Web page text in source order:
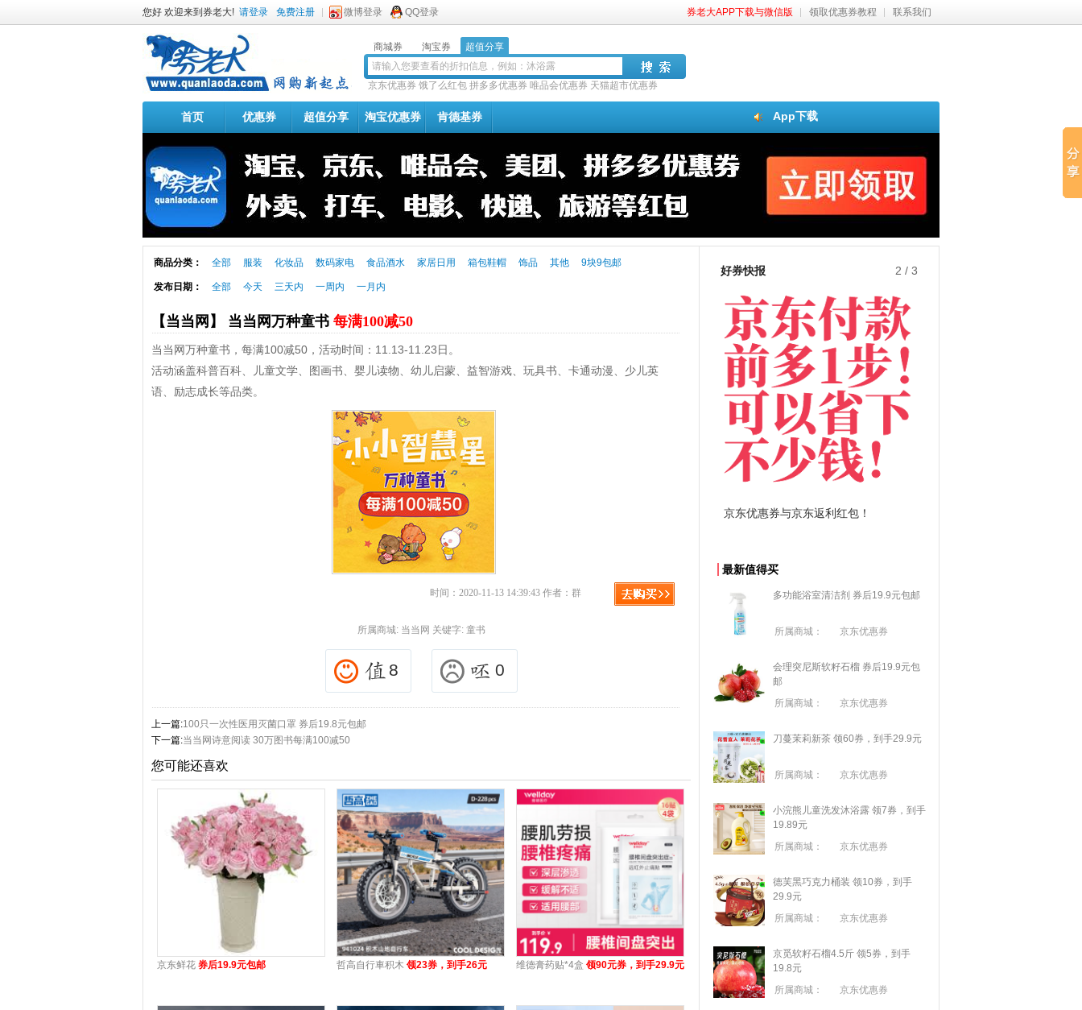
您好 欢迎来到券老大! 请登录 免费注册 微博登录 QQ登录 券老大APP下载与微信版 领取优惠券教程 联系我们
商城券 淘宝券 超值分享
京东优惠券 饿了么红包 拼多多优惠券 唯品会优惠券 天猫超市优惠券
App下载
首页 优惠券 超值分享 淘宝优惠券 肯德基券
商品分类： 全部 服装 化妆品 数码家电 食品酒水 家居日用 箱包鞋帽 饰品 其他 9块9包邮
发布日期： 全部 今天 三天内 一周内 一月内
【当当网】 当当网万种童书 每满100减50
当当网万种童书，每满100减50，活动时间：11.13-11.23日。
活动涵盖科普百科、儿童文学、图画书、婴儿读物、幼儿启蒙、益智游戏、玩具书、卡通动漫、少儿英
语、励志成长等品类。
时间：2020-11-13 14:39:43 作者：群
所属商城: 当当网 关键字: 童书
8 0
上一篇:100只一次性医用灭菌口罩 券后19.8元包邮
下一篇:当当网诗意阅读 30万图书每满100减50
您可能还喜欢
京东鲜花 券后19.9元包邮 哲高自行車积木 领23券，到手26元 维德膏药贴*4盒 领90元券，到手29.9元
好券快报 3 / 3
淘宝优惠券+淘宝返利 京东优惠券与京东返利红包！
最新值得买
多功能浴室清洁剂 券后19.9元包邮
所属商城： 京东优惠券
会理突尼斯软籽石榴 券后19.9元包
邮
所属商城：
京东优惠券
刀蔓茉莉新茶 领60券，到手29.9元
所属商城： 京东优惠券
小浣熊儿童洗发沐浴露 领7券，到手
19.89元
所属商城：
京东优惠券
德芙黑巧克力桶装 领10券，到手
29.9元
所属商城：
京东优惠券
京觅软籽石榴4.5斤 领5券，到手
19.8元
所属商城：
京东优惠券